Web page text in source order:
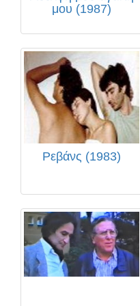
μου (1987)
Ρεβάνς (1983)